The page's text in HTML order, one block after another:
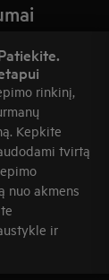
rinkinį,
Kepkite
tvirtą
nuo akmens
ir